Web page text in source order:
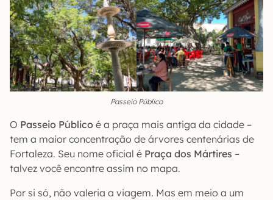
Passeio Público
O Passeio Público é a praça mais antiga da cidade –
tem a maior concentração de árvores centenárias de
Fortaleza. Seu nome oficial é Praça dos Mártires –
talvez você encontre assim no mapa.
Por si só, não valeria a viagem. Mas em meio a um